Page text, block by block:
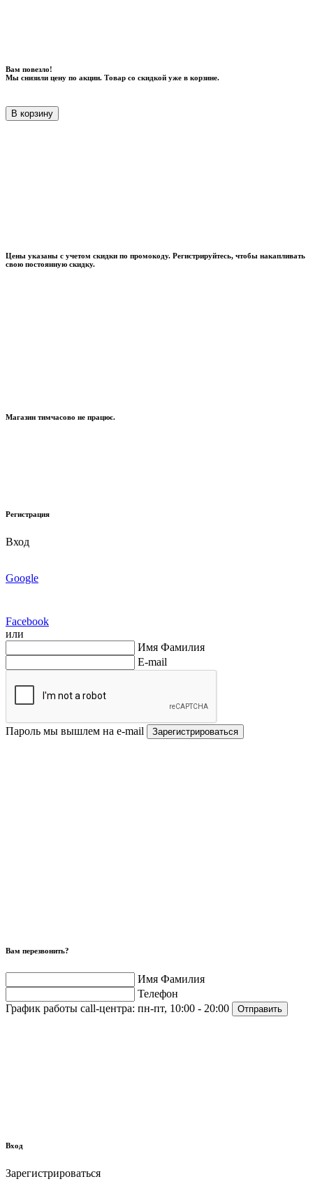
Вам повезло!
Мы снизили цену по акции. Товар со скидкой уже в корзине.
В корзину
Цены указаны с учетом скидки по промокоду. Регистрируйтесь, чтобы накапливать
свою постоянную скидку.
Магазин тимчасово не працює.
Регистрация
Вход
Google
Facebook
или
Имя Фамилия
E-mail
Пароль мы вышлем на e-mail Зарегистрироваться
Вам перезвонить?
Имя Фамилия
Телефон
График работы call-центра: пн-пт, 10:00 - 20:00 Отправить
Вход
Зарегистрироваться